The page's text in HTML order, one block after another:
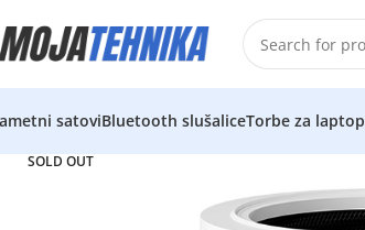
satoviBluetooth slušaliceTorbe za laptop
SOLD OUT